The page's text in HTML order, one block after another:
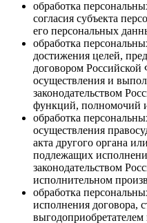
обработка
согласия субъекта
его персональных
обработка
достижения целей,
договором
осуществления и
законодательством
функций, полномочий
обработка
осуществления
акта другого органа
подлежащих
законодательством
исполнительном
обработка
исполнения договора,